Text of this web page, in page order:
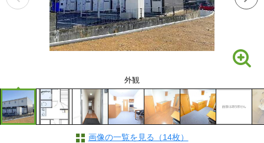
外観
画像の一覧を見る（14枚）